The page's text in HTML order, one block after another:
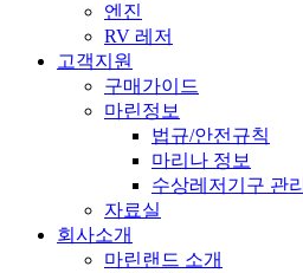
엔진
RV 레저
고객지원
구매가이드
마린정보
법규/안전규칙
마리나 정보
수상레저기구 관리
자료실
회사소개
마린랜드 소개